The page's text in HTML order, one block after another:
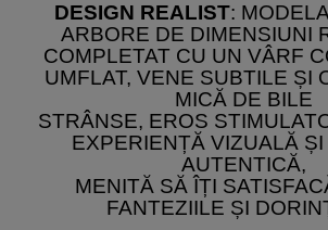
DESIGN REALIST:
ARBORE DE DIMENSIUNI
COMPLETAT CU UN VÂRF
UMFLAT, VENE SUBTILE ȘI
MICĂ DE BILE
STRÂNSE, EROS
EXPERIENȚĂ VIZUALĂ
AUTENTICĂ,
MENITĂ SĂ ÎȚI
FANTEZIILE ȘI